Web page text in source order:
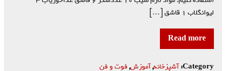
لیوانگلاب ۱ قاشق […]
Read more
Category: آشپزخانه,آموزش,فوت و فن